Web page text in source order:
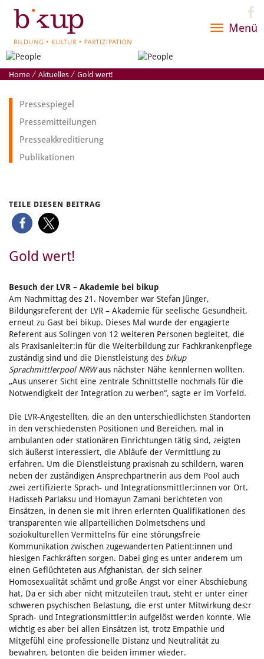
Menü
Toggle
Home⁄ Aktuelles⁄ Gold wert!
Pressespiegel
Pressemitteilungen
Presseakkreditierung
Publikationen
TEILE DIESEN BEITRAG
Gold wert!
Besuch der LVR – Akademie bei bikup
Am Nachmittag des 21. November war Stefan Jünger,
Bildungsreferent der LVR – Akademie für seelische Gesundheit,
erneut zu Gast bei bikup. Dieses Mal wurde der engagierte
Referent aus Solingen von 12 weiteren Personen begleitet, die
als Praxisanleiter:in für die Weiterbildung zur Fachkrankenpflege
zuständig sind und die Dienstleistung des bikup
Sprachmittlerpool NRWaus nächster Nähe kennlernen wollten.
„Aus unserer Sicht eine zentrale Schnittstelle nochmals für die
Notwendigkeit der Integration zu werben“, sagte er im Vorfeld.
Die LVR-Angestellten, die an den unterschiedlichsten Standorten
in den verschiedensten Positionen und Bereichen, mal in
ambulanten oder stationären Einrichtungen tätig sind, zeigten
sich äußerst interessiert, die Abläufe der Vermittlung zu
erfahren. Um die Dienstleistung praxisnah zu schildern, waren
neben der zuständigen Ansprechpartnerin aus dem Pool auch
zwei zertifizierte Sprach- und Integrationsmittler:innen vor Ort.
Hadisseh Parlaksu und Homayun Zamani berichteten von
Einsätzen, in denen sie mit ihren erlernten Qualifikationen des
transparenten wie allparteilichen Dolmetschens und
soziokulturellen Vermittelns für eine störungsfreie
Kommunikation zwischen zugewanderten Patient:innen und
hiesigen Fachkräften sorgen. Dabei ging es unter anderem um
einen Geflüchteten aus Afghanistan, der sich seiner
Homosexualität schämt und große Angst vor einer Abschiebung
hat. Da er sich aber nicht mitzuteilen traut, steht er unter einer
schweren psychischen Belastung, die erst unter Mitwirkung des:r
Sprach- und Integrationsmittler:in aufgelöst werden konnte. Wie
wichtig es aber bei allen Einsätzen ist, trotz Empathie und
Mitgefühl eine professionelle Distanz und Neutralität zu
bewahren, betonten die beiden immer wieder.